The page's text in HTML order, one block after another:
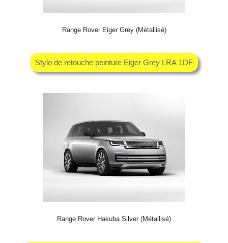
Range Rover Eiger Grey (Métallisé)
Stylo de retouche peinture Eiger Grey LRA 1DF
Range Rover Hakuba Silver (Métallisé)